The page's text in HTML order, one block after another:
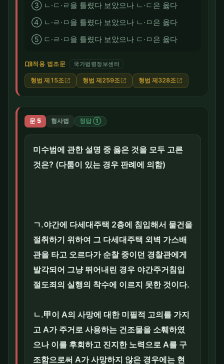
③ ㄴ·ㄷ·ㄹ을 틀렸다 보았으나 ㄴ·ㄷ은 옳다
④ ㄴ·ㄹ·ㅁ을 틀렸다 보았으나 ㄴ·ㅁ은 옳다
⑤ ㄷ·ㄹ·ㅁ을 틀렸다 보았으나 ㄷ·ㅁ은 옳다
menu_book적용 법조문 국가법령정보센터
형법 제15조 open_in_new 형법 제259조 open_in_new 형법 제328조 open_in_new
문 5 형사법 정답 ①
미수범에 관한 설명 중 옳은 것을 모두 고른
것은? (다툼이 있는 경우 판례에 의함)
ㄱ.야간에 다세대주택 2층에 침입해서 물건을
절취하기 위하여 그 다세대주택 외벽 가스배
관을 타고 오르다가 순찰 중이던 경찰관에게
발각되어 그냥 뛰어내린 경우 야간주거침입
절도죄의 실행의 착수에 이르지 못한 것이다.
ㄴ.甲이 A의 사망에 대한 미필적 고의를 가지
고 A가 주거로 사용하는 건조물을 소훼하였
으나 이를 후회하고 진지한 노력으로 A를 구
조함으로써 A가 사망하지 않은 경우에는 현